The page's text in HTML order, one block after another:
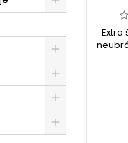
Extra
55
šťávy